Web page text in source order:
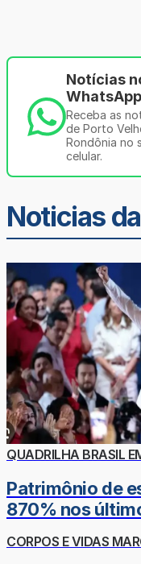
Notícias
WhatsApp
Receba as
de Porto
Rondônia no
celular.
Noticias
QUADRILHA BRASIL
Patrimônio de
870% nos
CORPOS E VIDAS